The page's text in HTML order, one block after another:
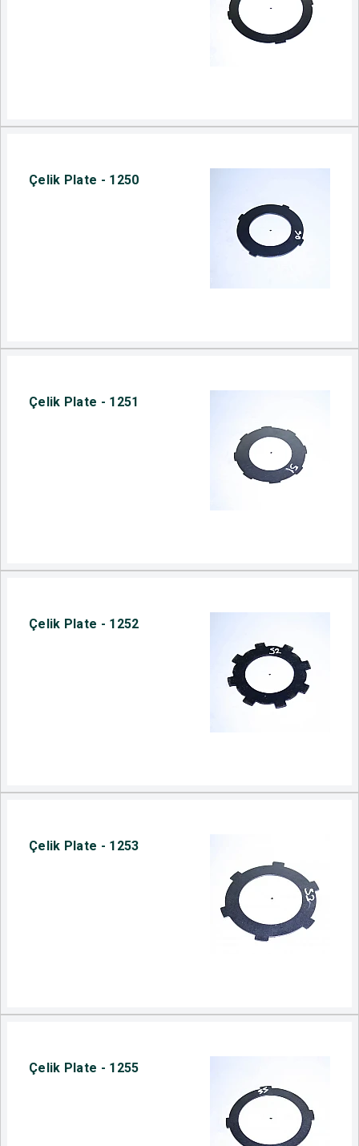
Çelik Plate - 1250
Çelik Plate - 1251
Çelik Plate - 1252
Çelik Plate - 1253
Çelik Plate - 1255